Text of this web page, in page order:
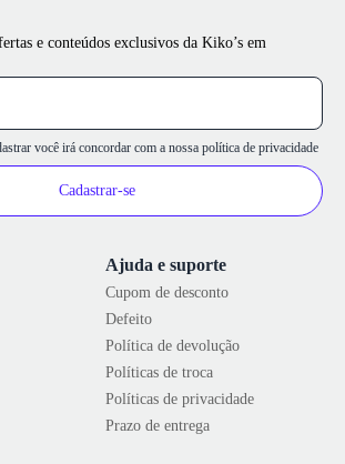
Ajuda e suporte
Cupom de desconto
Defeito
Política de devolução
Políticas de troca
Políticas de privacidade
Prazo de entrega
e conteúdos exclusivos da Kiko’s em
você irá concordar com a nossa política de privacidade
Cadastrar-se